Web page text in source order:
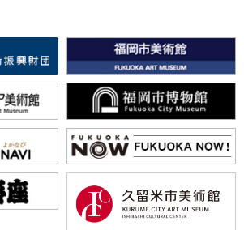
サービスの利用登録の申込みを承認しないことが
後にあっては、承認の取り消しを行う場合があり
ない場合。
消もしくは利用申込みの不承認を現に受け、また
こと。
事項に、虚偽の記載、誤記または記入漏れがあっ
年者、成年被後見人、被保佐人または被補助人の
の手続が成年後見人によって行われず、または申
保佐人もしくは補助人の同意を得ていなかったこ
申込者の役員が、暴力団、暴力団関係企業、総
る者またはその構成員（総称して「反社会的勢